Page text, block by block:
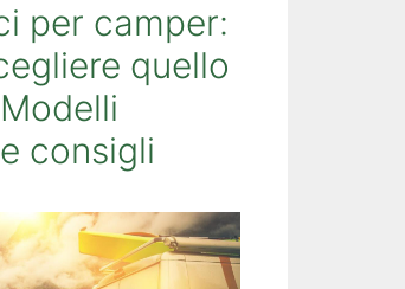
per camper:
quello
consigli